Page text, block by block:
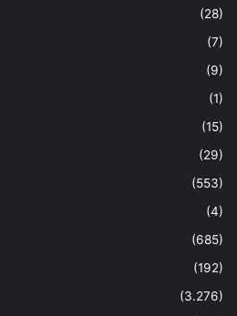
(28)
(7)
(9)
(1)
(15)
(29)
(553)
(4)
(685)
(192)
(3.276)